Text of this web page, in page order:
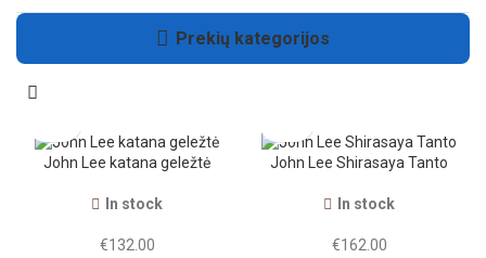
Prekių kategorijos
John Lee katana geležtė
In stock
€132.00
John Lee Shirasaya Tanto
In stock
€162.00